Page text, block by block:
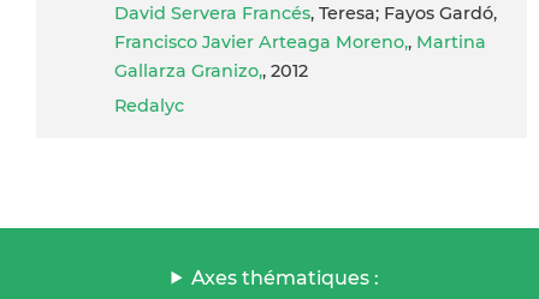
David Servera Francés, Teresa; Fayos Gardó,
Francisco Javier Arteaga Moreno,, Martina
Gallarza Granizo,, 2012
Redalyc
Axes thématiques :